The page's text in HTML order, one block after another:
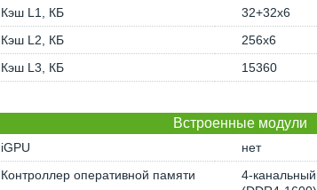
Кэш L1, КБ
32+32x6
Кэш L2, КБ
256x6
Кэш L3, КБ
15360
Встроенные модули
iGPU
нет
Контроллер оперативной памяти
4-канальный